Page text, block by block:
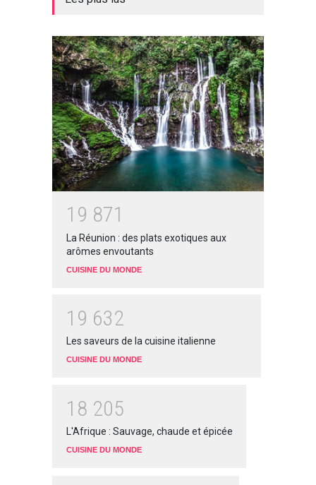
1 9 871
La Réunion : des plats exotiques aux
arômes envoutants
CUISINE DU MONDE
1 9 632
Les saveurs de la cuisine italienne
CUISINE DU MONDE
1 8 205
L'Afrique : Sauvage, chaude et épicée
CUISINE DU MONDE